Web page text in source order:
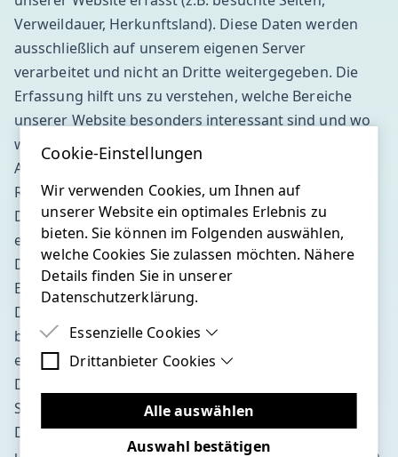
Verweildauer, Herkunftsland). Diese Daten werden
ausschließlich auf unserem eigenen Server
verarbeitet und nicht an Dritte weitergegeben. Die
Erfassung hilft uns zu verstehen, welche Bereiche
unserer Website besonders interessant sind und wo
wir unser Angebot verbessern können. Ihre IP-
Adresse wird vor der Speicherung anonymisiert.
Rechtsgrundlage:
Die Verarbeitung der Daten erfolgt auf Grundlage
einer Einwilligung des Nutzers (Art. 6 Abs. 1 lit. a
DSGVO).
Empfänger:
Da die Software auf unseren eigenen Servern
betrieben wird, sind wir die alleinigen Empfänger der
erhobenen Daten. Es erfolgt keine Weitergabe an
Dritte.
Speicherdauer:
Die Löschung der Daten erfolgt, sobald diese für
Cookie-Einstellungen
Wir verwenden Cookies, um Ihnen auf
unserer Website ein optimales Erlebnis zu
bieten. Sie können im Folgenden auswählen,
welche Cookies Sie zulassen möchten. Nähere
Details finden Sie in unserer
Datenschutzerklärung.
Essenzielle Cookies
Essenzielle Cookies sind Cookies, welche für
benötigt werden.
Drittanbieter Cookies
Drittanbieter Cookies sind Cookies, die
Drittanbieter-Software setzen, um Funktionen
wie Google Maps zu ermöglichen.
Alle auswählen
Auswahl bestätigen